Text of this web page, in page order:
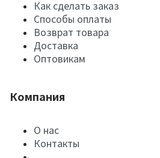
Как сделать заказ
Способы оплаты
Возврат товара
Доставка
Оптовикам
Компания
О нас
Контакты